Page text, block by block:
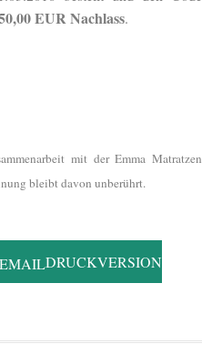
EUR Nachlass.
mit der Emma Matratzen
bleibt davon unberührt.
DRUCKVERSION